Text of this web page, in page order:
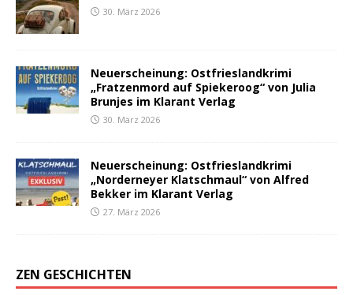
30. März 2026
Neuerscheinung: Ostfrieslandkrimi
„Fratzenmord auf Spiekeroog“ von Julia
Brunjes im Klarant Verlag
30. März 2026
Neuerscheinung: Ostfrieslandkrimi
„Norderneyer Klatschmaul“ von Alfred
Bekker im Klarant Verlag
27. März 2026
ZEN GESCHICHTEN